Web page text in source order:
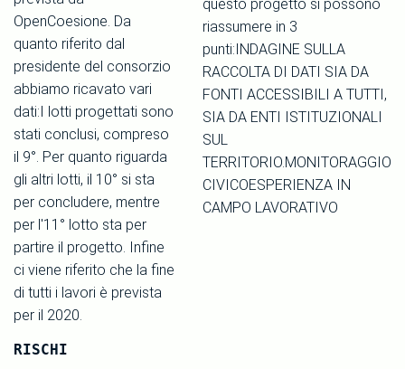
OpenCoesione. Da
quanto riferito dal
presidente del consorzio
abbiamo ricavato vari
dati:I lotti progettati sono
stati conclusi, compreso
il 9°. Per quanto riguarda
gli altri lotti, il 10° si sta
per concludere, mentre
per l'11° lotto sta per
partire il progetto. Infine
ci viene riferito che la fine
di tutti i lavori è prevista
per il 2020.
questo progetto si possono
riassumere in 3
punti:INDAGINE SULLA
RACCOLTA DI DATI SIA DA
FONTI ACCESSIBILI A TUTTI,
SIA DA ENTI ISTITUZIONALI
SUL
TERRITORIO.MONITORAGGIO
CIVICOESPERIENZA IN
CAMPO LAVORATIVO
RISCHI